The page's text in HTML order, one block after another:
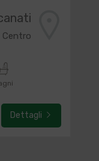
Centro
Dettagli